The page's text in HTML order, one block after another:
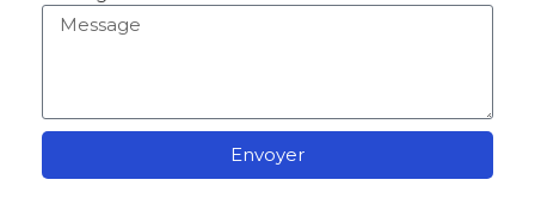
Envoyer